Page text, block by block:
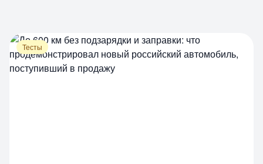
Тесты